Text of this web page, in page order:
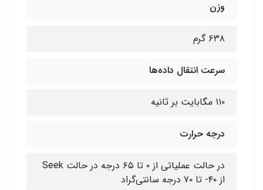
وزن
۶۳۸ گرم
سرعت انتقال داده‌ها
۱۱۰ مگابایت بر ثانیه
درجه حرارت
در حالت عملیاتی از ۰ تا ۶۵ درجه در حالت Seek
از ۴۰- تا ۷۰ درجه سانتی‌گراد